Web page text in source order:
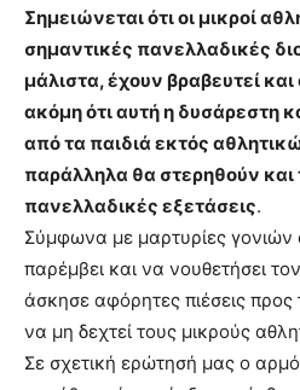
Σημειώνεται ότι οι μικροί
σημαντικές πανελλαδικές
μάλιστα, έχουν βραβευτεί
ακόμη ότι αυτή η δυσάρεστη
από τα παιδιά εκτός
παράλληλα θα στερηθούν και
πανελλαδικές εξετάσεις.
Σύμφωνα με μαρτυρίες γονιών
παρέμβει και να νουθετήσει
άσκησε αφόρητες πιέσεις
να μη δεχτεί τους μικρούς
Σε σχετική ερώτησή μας ο